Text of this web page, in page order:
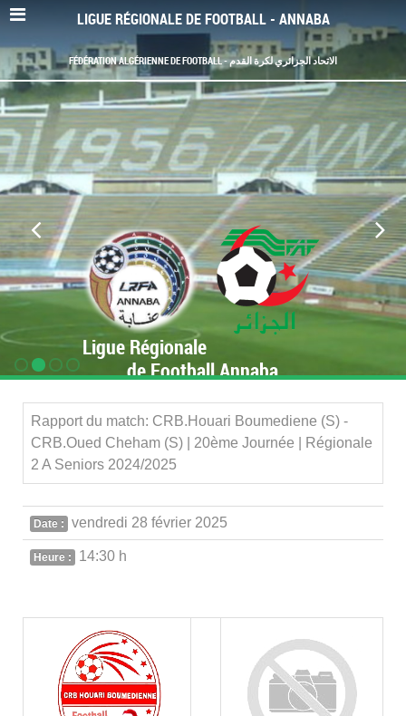
LIGUE RÉGIONALE DE FOOTBALL - ANNABA
FÉDÉRATION ALGÉRIENNE DE FOOTBALL - الاتحاد الجزائري لكرة القدم
Ligue Régionale
de Football Annaba
Rapport du match: CRB.Houari Boumediene (S) -
CRB.Oued Cheham (S) | 20ème Journée | Régionale
2 A Seniors 2024/2025
Date : vendredi 28 février 2025
Heure : 14:30 h